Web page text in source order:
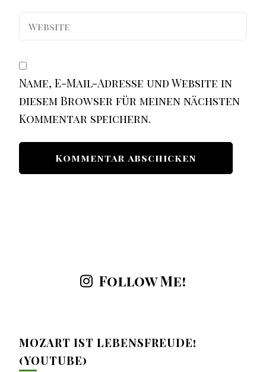
Name, E-Mail-Adresse und Website in
diesem Browser für meinen nächsten
Kommentar speichern.
Follow Me!
MOZART IST LEBENSFREUDE!
(YOUTUBE)